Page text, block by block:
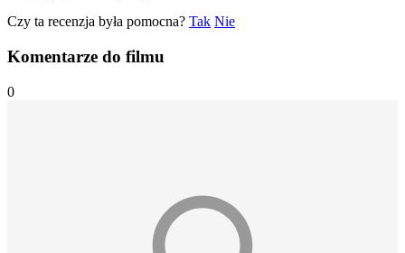
Czy ta recenzja była pomocna? Tak Nie
Komentarze do filmu
0